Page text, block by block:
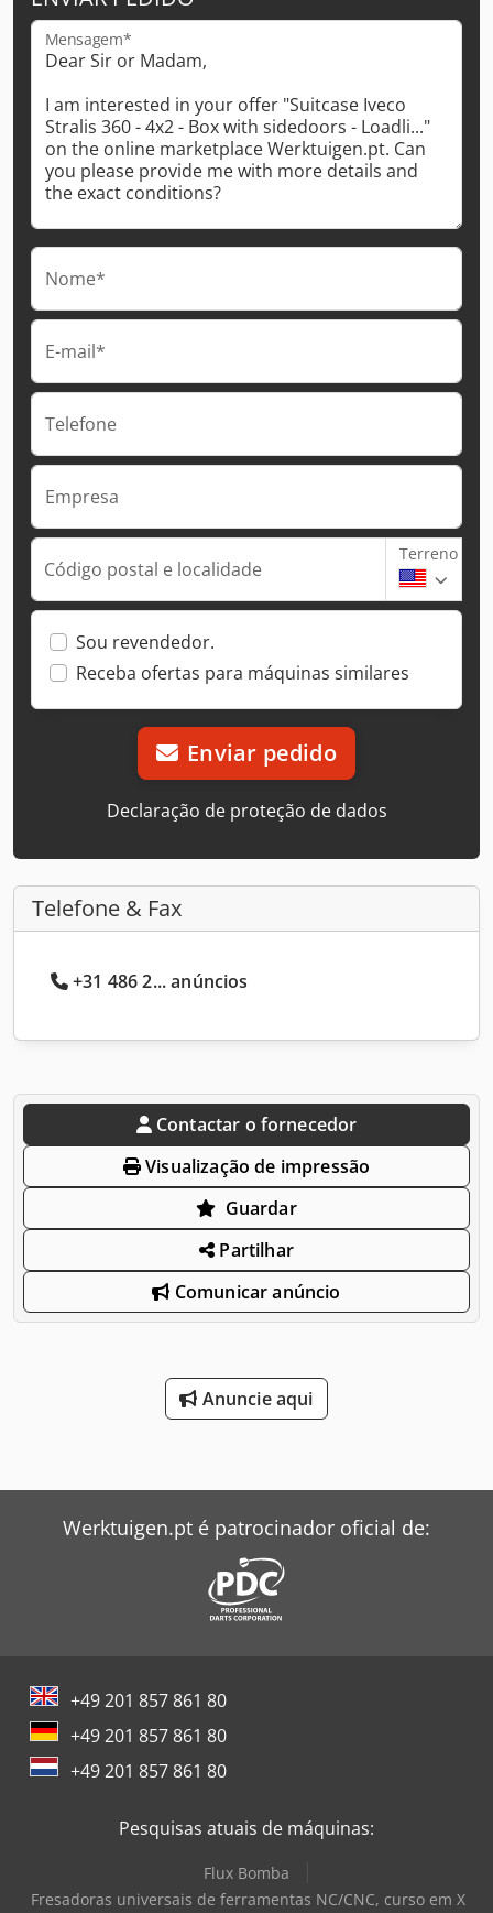
Mensagem*
Nome*
E-mail*
Telefone
Empresa
Código postal e localidade
Terreno
Sou revendedor.
Receba ofertas para máquinas similares
Enviar pedido
Declaração de proteção de dados
Telefone & Fax
+31 486 2... anúncios
Contactar o fornecedor
Visualização de impressão
Guardar
Partilhar
Comunicar anúncio
Anuncie aqui
Werktuigen.pt é patrocinador oficial de:
+49 201 857 861 80
+49 201 857 861 80
+49 201 857 861 80
Pesquisas atuais de máquinas:
Flux Bomba
Fresadoras universais de ferramentas NC/CNC, curso em X